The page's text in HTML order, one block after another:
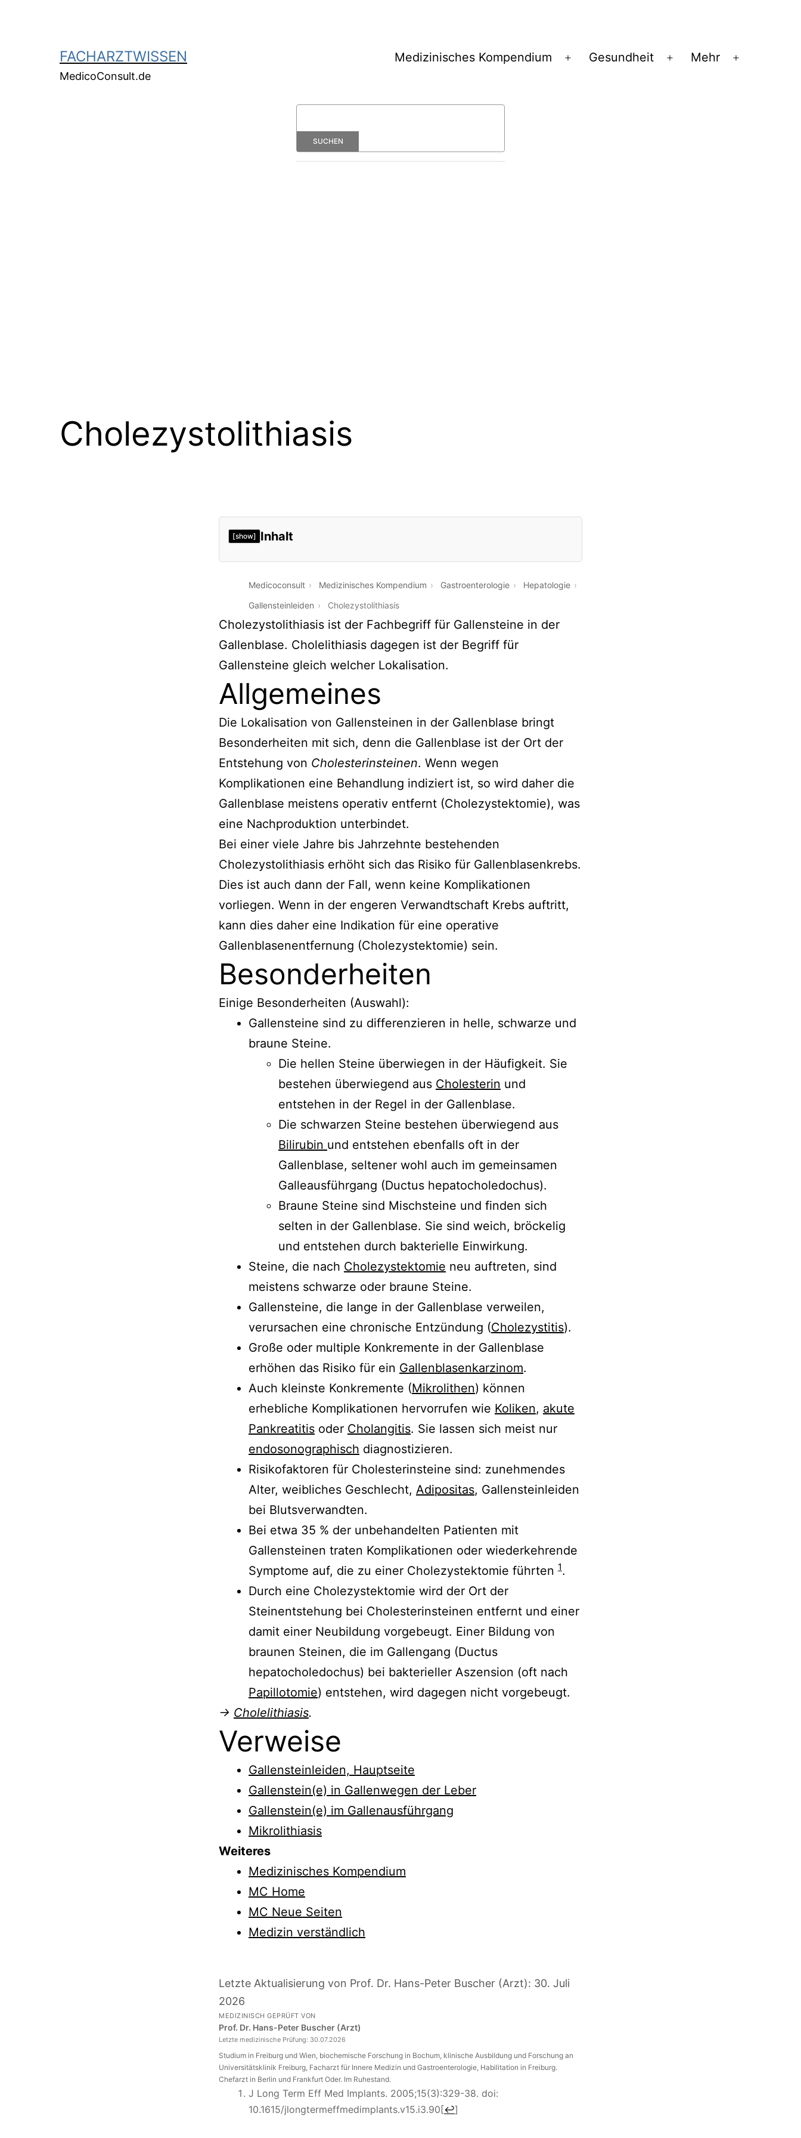
FACHARZTWISSEN
MedicoConsult.de
Medizinisches Kompendium
Menü
Gesundheit
Menü
Mehr
Cholezystolithiasis
[show] Inhalt
Medicoconsult Medizinisches Kompendium Gastroenterologie
Hepatologie
Gallensteinleiden
Cholezystolithiasis
Cholezystolithiasis ist der Fachbegriff für Gallensteine in der
Gallenblase. Cholelithiasis dagegen ist der Begriff für
Gallensteine gleich welcher Lokalisation.
Allgemeines
Die Lokalisation von Gallensteinen in der Gallenblase bringt
Besonderheiten mit sich, denn die Gallenblase ist der Ort der
Entstehung von Cholesterinsteinen. Wenn wegen
Komplikationen eine Behandlung indiziert ist, so wird daher die
Gallenblase meistens operativ entfernt (Cholezystektomie), was
eine Nachproduktion unterbindet.
Bei einer viele Jahre bis Jahrzehnte bestehenden
Cholezystolithiasis erhöht sich das Risiko für Gallenblasenkrebs.
Dies ist auch dann der Fall, wenn keine Komplikationen
vorliegen. Wenn in der engeren Verwandtschaft Krebs auftritt,
kann dies daher eine Indikation für eine operative
Gallenblasenentfernung (Cholezystektomie) sein.
Besonderheiten
Einige Besonderheiten (Auswahl):
Gallensteine sind zu differenzieren in helle, schwarze und
braune Steine.
Die hellen Steine überwiegen in der Häufigkeit. Sie
bestehen überwiegend aus Cholesterin und
entstehen in der Regel in der Gallenblase.
Die schwarzen Steine bestehen überwiegend aus
Bilirubin und entstehen ebenfalls oft in der
Gallenblase, seltener wohl auch im gemeinsamen
Galleausführgang (Ductus hepatocholedochus).
Braune Steine sind Mischsteine und finden sich
selten in der Gallenblase. Sie sind weich, bröckelig
und entstehen durch bakterielle Einwirkung.
Steine, die nach Cholezystektomie neu auftreten, sind
meistens schwarze oder braune Steine.
Gallensteine, die lange in der Gallenblase verweilen,
verursachen eine chronische Entzündung (Cholezystitis).
Große oder multiple Konkremente in der Gallenblase
erhöhen das Risiko für ein Gallenblasenkarzinom.
Auch kleinste Konkremente (Mikrolithen) können
erhebliche Komplikationen hervorrufen wie Koliken, akute
Pankreatitis oder Cholangitis. Sie lassen sich meist nur
endosonographisch diagnostizieren.
Risikofaktoren für Cholesterinsteine sind: zunehmendes
Alter, weibliches Geschlecht, Adipositas, Gallensteinleiden
bei Blutsverwandten.
Bei etwa 35 % der unbehandelten Patienten mit
Gallensteinen traten Komplikationen oder wiederkehrende
Symptome auf, die zu einer Cholezystektomie führten 1.
Durch eine Cholezystektomie wird der Ort der
Steinentstehung bei Cholesterinsteinen entfernt und einer
damit einer Neubildung vorgebeugt. Einer Bildung von
braunen Steinen, die im Gallengang (Ductus
hepatocholedochus) bei bakterieller Aszension (oft nach
Papillotomie) entstehen, wird dagegen nicht vorgebeugt.
→ Cholelithiasis.
Verweise
Gallensteinleiden, Hauptseite
Gallenstein(e) in Gallenwegen der Leber
Gallenstein(e) im Gallenausführgang
Mikrolithiasis
Weiteres
Medizinisches Kompendium
MC Home
MC Neue Seiten
Medizin verständlich
Letzte Aktualisierung von Prof. Dr. Hans-Peter Buscher (Arzt): 30. Juli
2026
MEDIZINISCH GEPRÜFT VON
Prof. Dr. Hans-Peter Buscher (Arzt)
Letzte medizinische Prüfung: 30.07.2026
Studium in Freiburg und Wien, biochemische Forschung in Bochum, klinische Ausbildung und Forschung an
Universitätsklinik Freiburg, Facharzt für Innere Medizin und Gastroenterologie, Habilitation in Freiburg.
Chefarzt in Berlin und Frankfurt Oder. Im Ruhestand.
J Long Term Eff Med Implants. 2005;15(3):329-38. doi:
10.1615/jlongtermeffmedimplants.v15.i3.90[↩]